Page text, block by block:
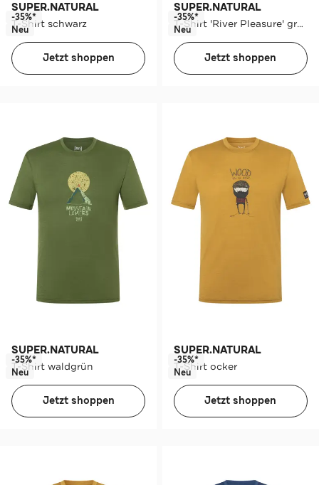
SUPER.NATURAL
T-Shirt schwarz
-35%*
Neu
Jetzt shoppen
SUPER.NATURAL
T-Shirt 'River Pleasure' grün
-35%*
Neu
Jetzt shoppen
SUPER.NATURAL
T-Shirt waldgrün
-35%*
Neu
Jetzt shoppen
SUPER.NATURAL
T-Shirt ocker
-35%*
Neu
Jetzt shoppen